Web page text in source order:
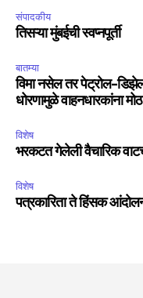
संपादकीय
तिसऱ्या मुंबईची स्वप्नपूर्ती
बातम्या
विमा नसेल तर पेट्रोल-
धोरणामुळे वाहनधारकांना
विशेष
भरकटत गेलेली वैचारिक
विशेष
पत्रकारिता ते हिंसक